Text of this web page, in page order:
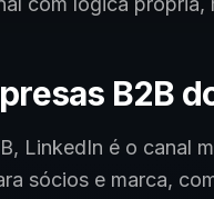
B2B
LinkedIn é o canal
sócios e marca,